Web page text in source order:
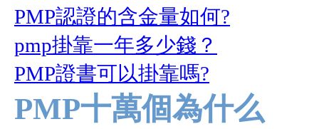
PMP認證的含金量如何?
pmp掛靠一年多少錢？
PMP證書可以掛靠嗎?
PMP十萬個為什么